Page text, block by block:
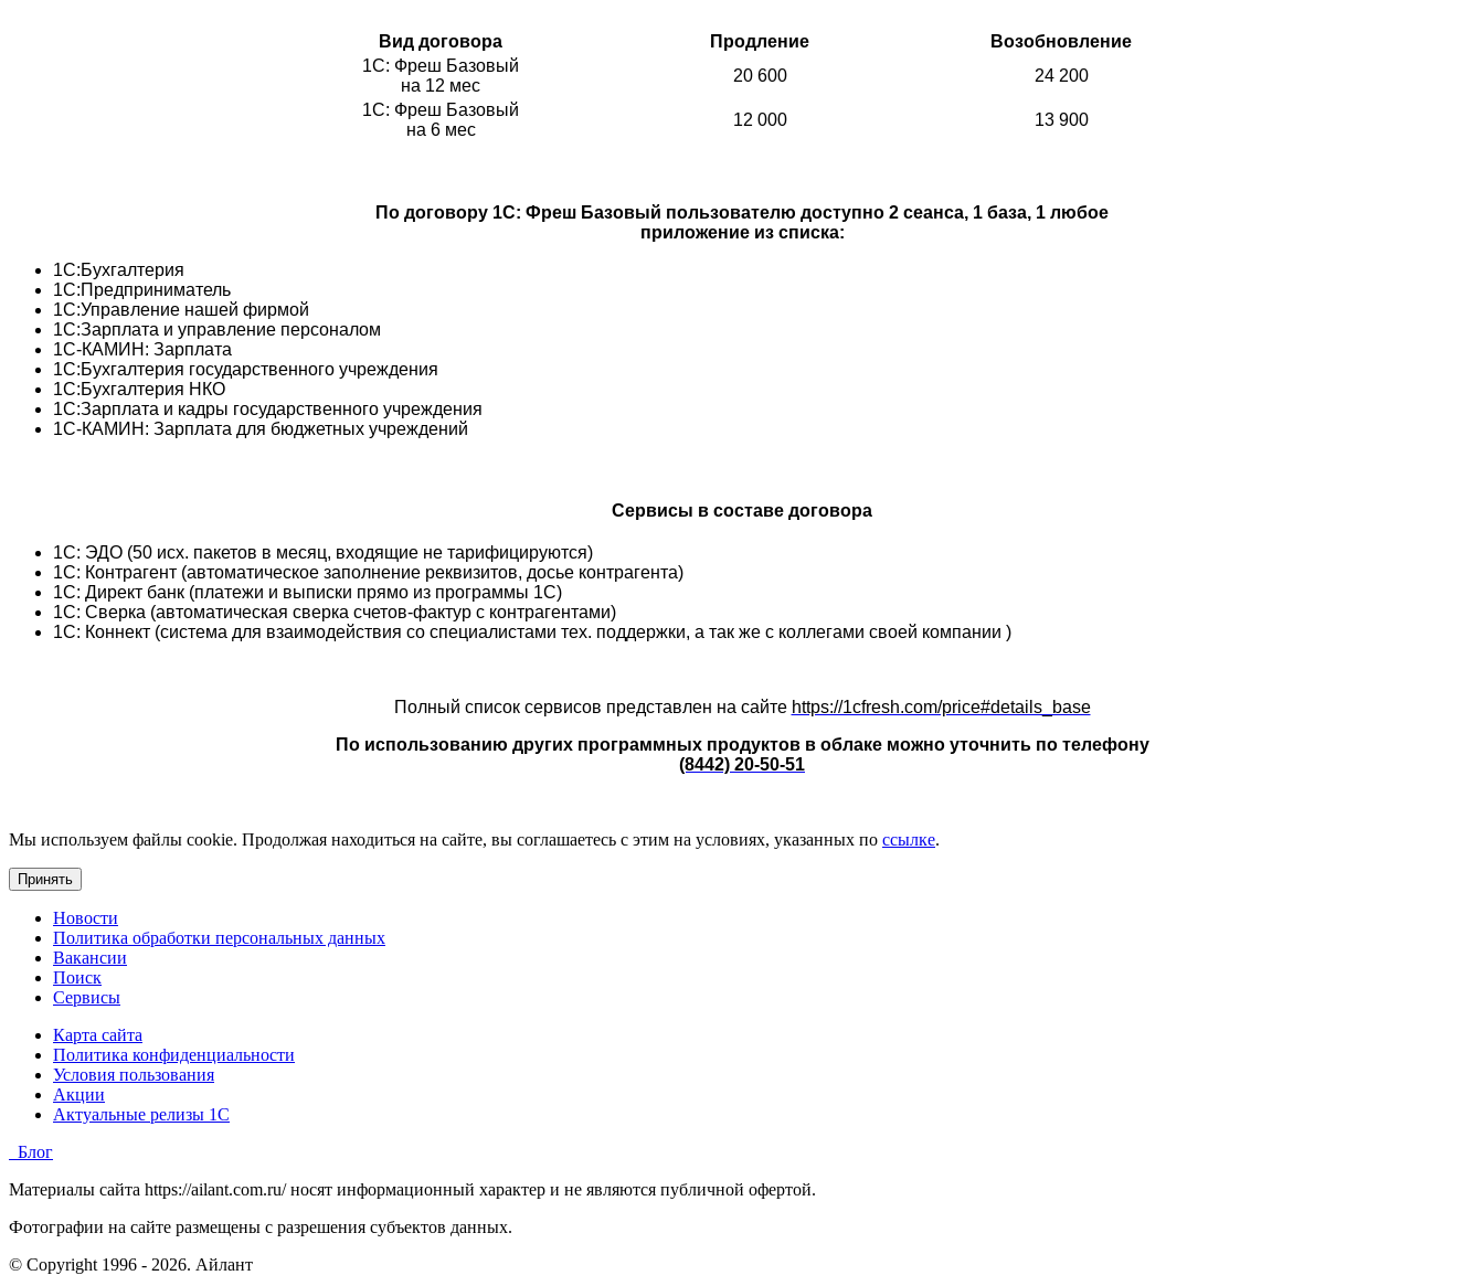
Вид договора Продление
Возобновление
1С: Фреш Базовый
на 12 мес
20 600
24 200
1С: Фреш Базовый
на 6 мес
12 000 13 900
По договору 1С: Фреш Базовый пользователю доступно 2 сеанса, 1 база, 1 любое
приложение из списка:
1C:Бухгалтерия
1С:Предприниматель
1С:Управление нашей фирмой
1С:Зарплата и управление персоналом
1С-КАМИН: Зарплата
1С:Бухгалтерия государственного учреждения
1C:Бухгалтерия НКО
1С:Зарплата и кадры государственного учреждения
1С-КАМИН: Зарплата для бюджетных учреждений
Сервисы в составе договора
1С: ЭДО (50 исх. пакетов в месяц, входящие не тарифицируются)
1С: Контрагент (автоматическое заполнение реквизитов, досье контрагента)
1С: Директ банк (платежи и выписки прямо из программы 1С)
1С: Сверка (автоматическая сверка счетов-фактур с контрагентами)
1С: Коннект (система для взаимодействия со специалистами тех. поддержки, а так же с коллегами своей компании )
Полный список сервисов представлен на сайте https://1cfresh.com/price#details_base
По использованию других программных продуктов в облаке можно уточнить по телефону
(8442) 20-50-51
Мы используем файлы cookie. Продолжая находиться на сайте, вы соглашаетесь с этим на условиях, указанных по ссылке.
Принять
Новости
Политика обработки персональных данных
Вакансии
Поиск
Сервисы
Карта сайта
Политика конфиденциальности
Условия пользования
Акции
Актуальные релизы 1C
Блог
Материалы сайта https://ailant.com.ru/ носят информационный характер и не являются публичной офертой.
Фотографии на сайте размещены с разрешения субъектов данных.
© Copyright 1996 - 2026. Айлант